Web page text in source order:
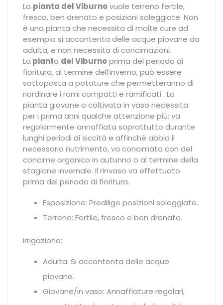
La pianta del Viburnovuole terreno fertile,
fresco, ben drenato e posizioni soleggiate. Non
è una pianta che necessita di molte cure ad
esempio si accontenta delle acque piovane da
adulta, e non necessita di concimazioni.
La pianta del Viburnoprima del periodo di
fioritura, al termine dell’inverno, può essere
sottoposta a potature che permetteranno di
riordinare i rami compatti e ramificati . La
pianta giovane o coltivata in vaso necessita
per i prima anni qualche attenzione più: va
regolarmente annaffiata soprattutto durante
lunghi periodi di siccità e affinchè abbia il
necessario nutrimento, va concimata con del
concime organico in autunno o al termine della
stagione invernale. Il rinvaso va effettuato
prima del periodo di fioritura.
Esposizione: Predilige posizioni soleggiate.
Terreno: Fertile, fresco e ben drenato.
Irrigazione:
Adulta: Si accontenta delle acque
piovane.
Giovane/in vaso: Annaffiature regolari,